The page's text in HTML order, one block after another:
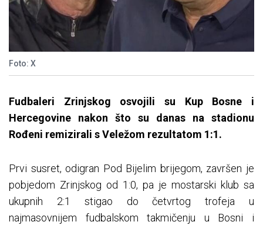
Foto: X
Fudbaleri Zrinjskog osvojili su Kup Bosne i
Hercegovine nakon što su danas na stadionu
Rođeni remizirali s Veležom rezultatom 1:1.
Prvi susret, odigran Pod Bijelim brijegom, završen je
pobjedom Zrinjskog od 1:0, pa je mostarski klub sa
ukupnih 2:1 stigao do četvrtog trofeja u
najmasovnijem fudbalskom takmičenju u Bosni i